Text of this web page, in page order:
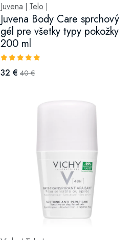
Juvena Telo
Juvena Body Care sprchový
gél pre všetky typy pokožky
200 ml
32 € 40 €